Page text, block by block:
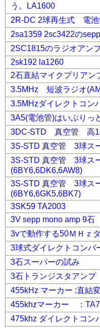
う。LA1600
2R-DC 2球再生式 電
2sa1359 2sc3422の
2SC1815のラジオアン
2sk192 la1260
2石直結マイクプリアン
3.5MHz 短波ラジオ
3.5MHzダイレクトコン
3A5(電池管)はいぶりっ
3DC-STD 真空管 高1
3S-STD 真空管 3球ス
3S-STD 真空管 3球ス
(6BY6,6DK6,6AW8)
3S-STD 真空管 3球
(6BY6,6GK5,6BK7)
3SK59 TA2003
3V sepp mono amp 9石
3vで動作する50ＭＨｚ
3球式ダイレクトコンバ
3石スーパーの試み
3石トランジスタアン
455kHz マーカー :直結
455khzマーカー ：
475khz ダイレクトコ